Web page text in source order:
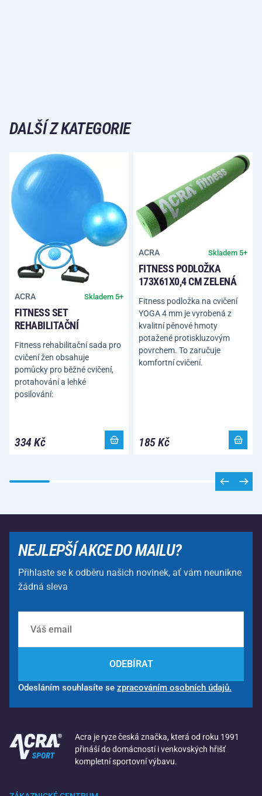
DALŠÍ Z KATEGORIE
ACRA Skladem 5+
FITNESS SET
REHABILITAČNÍ
Fitness rehabilitační sada pro
cvičení žen obsahuje
pomůcky pro běžné cvičení,
protahování a lehké
posilování:
334 Kč
ACRA Skladem 5+
FITNESS PODLOŽKA
173X61X0,4 CM ZELENÁ
Fitness podložka na cvičení
YOGA 4 mm je vyrobená z
kvalitní pěnové hmoty
potažené protiskluzovým
povrchem. To zaručuje
komfortní cvičení.
185 Kč
NEJLEPŠÍ AKCE DO MAILU?
Přihlaste se k odběru našich novinek, ať vám neunikne
žádná sleva
ODEBÍRAT
Odesláním souhlasíte se zpracováním osobních údajů.
Acra je ryze česká značka, která od roku 1991
přináší do domácností i venkovských hřišť
kompletní sportovní výbavu.